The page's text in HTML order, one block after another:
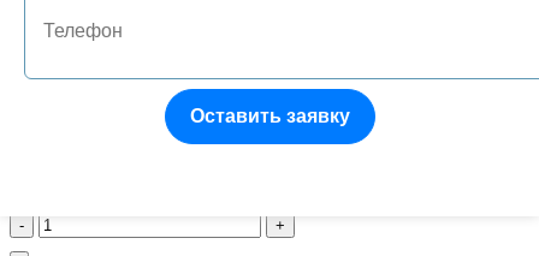
522 руб.
- +
Оставить заявку